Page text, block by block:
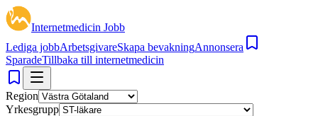
Internetmedicin Jobb
Lediga jobbArbetsgivareSkapa bevakningAnnonsera
SparadeTillbaka till internetmedicin
Region
Yrkesgrupp